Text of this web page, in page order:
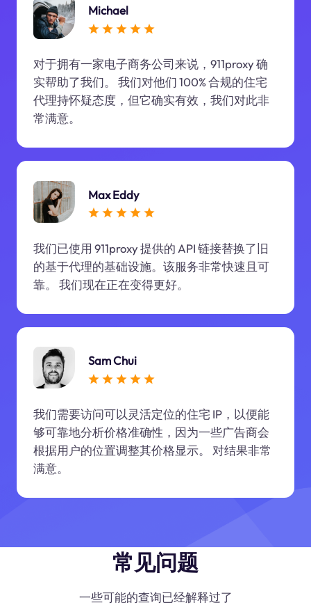
Michael
对于拥有一家电子商务公司来说，911proxy 确
实帮助了我们。 我们对他们 100% 合规的住宅
代理持怀疑态度，但它确实有效，我们对此非
常满意。
Max Eddy
我们已使用 911proxy 提供的 API 链接替换了旧
的基于代理的基础设施。该服务非常快速且可
靠。 我们现在正在变得更好。
Sam Chui
我们需要访问可以灵活定位的住宅 IP，以便能
够可靠地分析价格准确性，因为一些广告商会
根据用户的位置调整其价格显示。 对结果非常
满意。
常见问题
一些可能的查询已经解释过了